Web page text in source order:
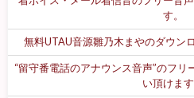
す。
無料UTAU音源雛乃木まやのダウン
“留守番電話のアナウンス音声”のフ
い頂けます